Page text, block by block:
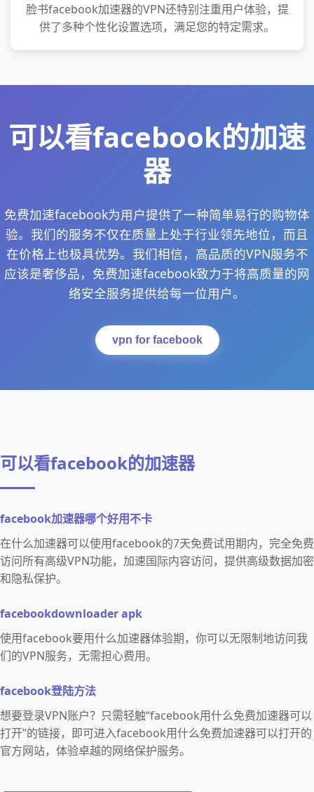
脸书facebook加速器的VPN还特别注重用户体验，提
供了多种个性化设置选项，满足您的特定需求。
可以看facebook的加速
器
免费加速facebook为用户提供了一种简单易行的购物体
验。我们的服务不仅在质量上处于行业领先地位，而且
在价格上也极具优势。我们相信，高品质的VPN服务不
应该是奢侈品，免费加速facebook致力于将高质量的网
络安全服务提供给每一位用户。
vpn for facebook
可以看facebook的加速器
facebook加速器哪个好用不卡
在什么加速器可以使用facebook的7天免费试用期内，完全免费
访问所有高级VPN功能，加速国际内容访问，提供高级数据加密
和隐私保护。
facebookdownloader apk
使用facebook要用什么加速器体验期，你可以无限制地访问我
们的VPN服务，无需担心费用。
facebook登陆方法
想要登录VPN账户？只需轻触“facebook用什么免费加速器可以
打开”的链接，即可进入facebook用什么免费加速器可以打开的
官方网站，体验卓越的网络保护服务。